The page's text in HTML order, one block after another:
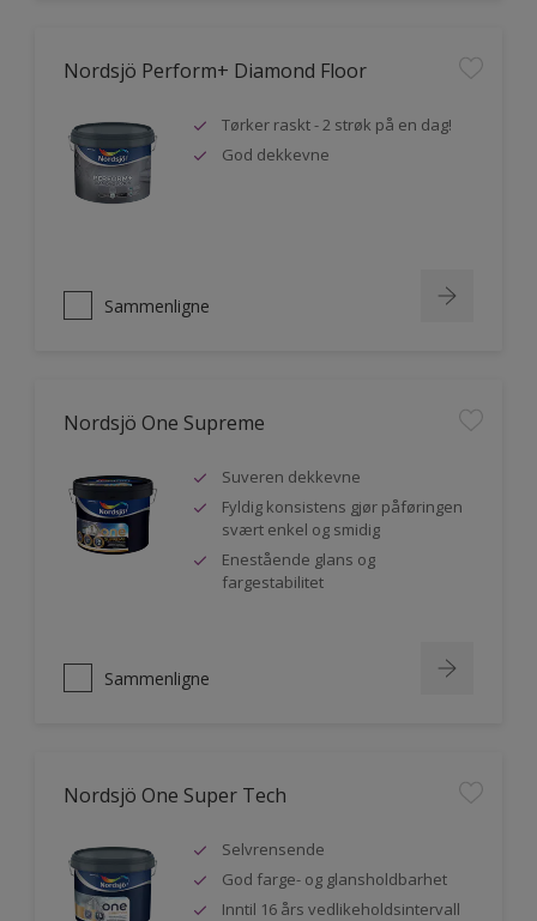
Nordsjö Perform+ Diamond Floor
Tørker raskt - 2 strøk på en dag!
God dekkevne
Sammenligne
Nordsjö One Supreme
Suveren dekkevne
Fyldig konsistens gjør påføringen
svært enkel og smidig
Enestående glans og
fargestabilitet
Sammenligne
Nordsjö One Super Tech
Selvrensende
God farge- og glansholdbarhet
Inntil 16 års vedlikeholdsintervall